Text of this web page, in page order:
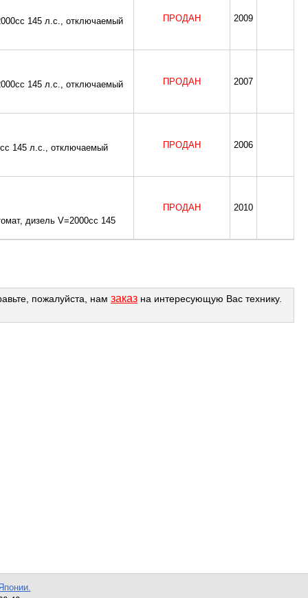
145 л.с., отключаемый
ПРОДАН 2009
145 л.с., отключаемый
ПРОДАН 2007
145 л.с., отключаемый
ПРОДАН 2006
дизель V=2000cc 145
ПРОДАН 2010
пожалуйста, нам заказ на интересующую Вас технику.